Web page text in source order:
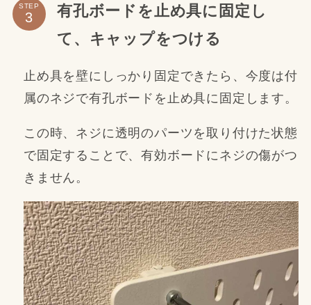
STEP
有孔ボードを止め具に固定し
て、キャップをつける
止め具を壁にしっかり固定できたら、今度は付
属のネジで有孔ボードを止め具に固定します。
この時、ネジに透明のパーツを取り付けた状態
で固定することで、有効ボードにネジの傷がつ
きません。